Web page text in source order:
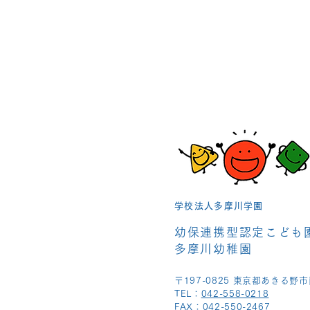
学校法人多摩川学園
幼保連携型認定こども
多摩川幼稚園
〒197-0825 東京都あきる野市
TEL： 042-558-0218
FAX：042-550-2467